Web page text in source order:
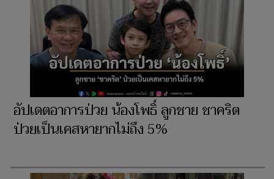
อัปเดตอาการป่วย น้องโพธิ์ ลูกชาย ชาคริต
ป่วยเป็นเคสหายากไม่ถึง 5%